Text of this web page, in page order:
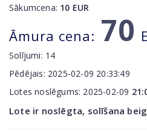
Sākumcena: 10 EUR
Āmura cena: 70
Solījumi: 14
Pēdējais: 2025-02-09 20:33:49
Lotes noslēgums: 2025-02-09
Lote ir noslēgta, solīšana